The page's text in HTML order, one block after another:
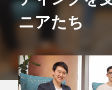
ニアたち